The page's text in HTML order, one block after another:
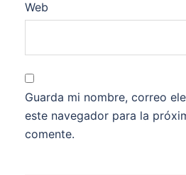
Web
Guarda mi nombre, correo
este navegador para la
comente.